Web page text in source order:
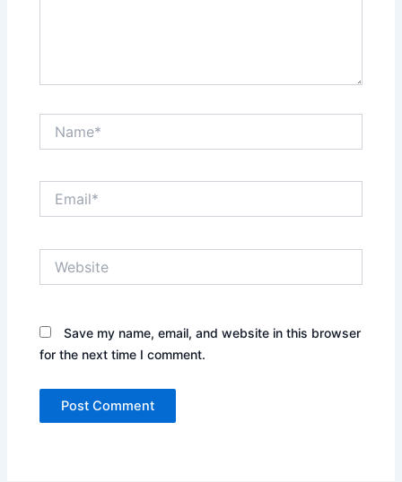
Save my name, email, and website in this browser
for the next time I comment.